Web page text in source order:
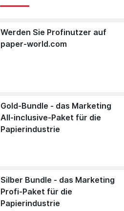
Werden Sie Profinutzer auf
paper-world.com
Gold-Bundle - das Marketing
All-inclusive-Paket für die
Papierindustrie
Silber Bundle - das Marketing
Profi-Paket für die
Papierindustrie